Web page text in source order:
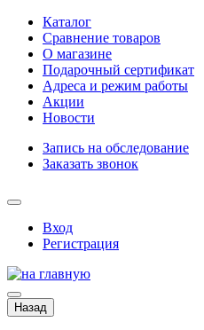
Каталог
Сравнение товаров
О магазине
Подарочный сертификат
Адреса и режим работы
Акции
Новости
Запись на обследование
Заказать звонок
Вход
Регистрация
Назад